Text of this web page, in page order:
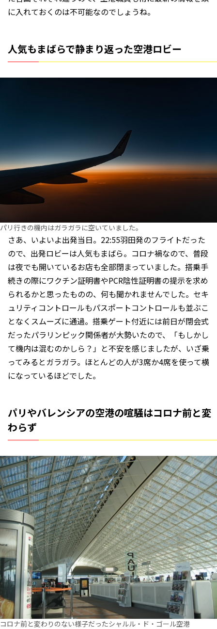
に入れておくのは不可能なのでしょうね。
人気もまばらで静まり返った空港ロビー
パリ行きの機内はガラガラに空いていました。
さあ、いよいよ出発当日。22:55羽田発のフライトだった
ので、出発ロビーは人気もまばら。コロナ禍なので、普段
は夜でも開いているお店も全部閉まっていました。搭乗手
続きの際にワクチン証明書やPCR陰性証明書の提示を求め
られるかと思ったものの、何も聞かれませんでした。セキ
ュリティコントロールもパスポートコントロールも並ぶこ
となくスムーズに通過。搭乗ゲート付近には前日が閉会式
だったパラリンピック関係者が大勢いたので、「もしかし
て機内は混むのかしら？」と不安を感じましたが、いざ乗
ってみるとガラガラ。ほとんどの人が3席か4席を使って横
になっているほどでした。
パリやバレンシアの空港の喧騒はコロナ前と変
わらず
コロナ前と変わりのない様子だったシャルル・ド・ゴール空港